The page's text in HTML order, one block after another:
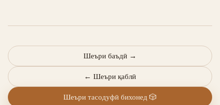
← Шеъри қаблӣ
Шеъри баъдӣ →
Шеъри тасодуфӣ бихонед 🎲